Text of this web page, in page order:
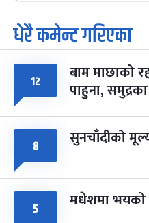
७
आइत
पूर्णिमा व्रत
चैत्र ७, २०८३-Mar 21, 2027
८ फागुपूर्णिमा
चैत्र ८, २०८३-Mar 22, 2027
धेरै कमेन्ट गरिएका
१२ बाम माछाको
पाहुना,
८ सुनचाँदीको
५ मधेशमा भयको